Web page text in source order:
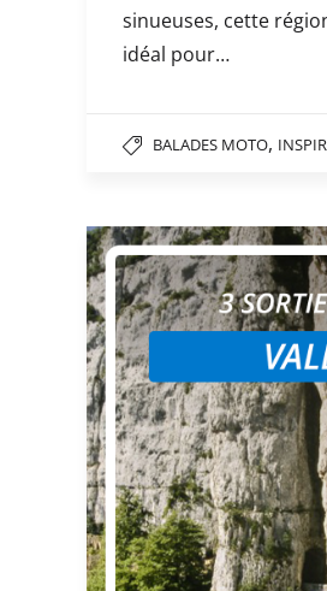
sinueuses, cette
idéal pour…
BALADES MOTO,